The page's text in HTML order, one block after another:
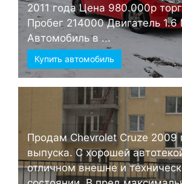
2011 года Цена 980.000р
Пробег 214000 Двигатель
Автомобиль в ...
Купить автомобиль
Продам Chevrolet Cruze 2009
выпуска. С хорошей
отличном внешне и